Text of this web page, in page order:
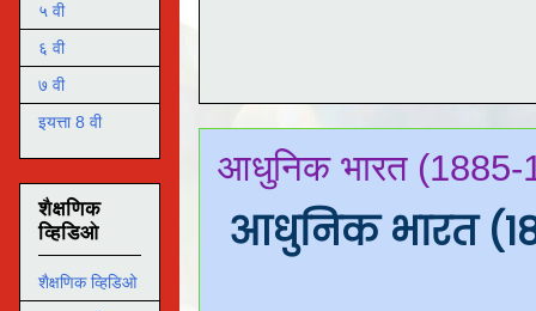
आधुनिक भारत (1885-
आधुनिक भारत
५ वी
६ वी
७ वी
इयत्ता 8 वी
शैक्षणिक
व्हिडिओ
शैक्षणिक व्हिडिओ